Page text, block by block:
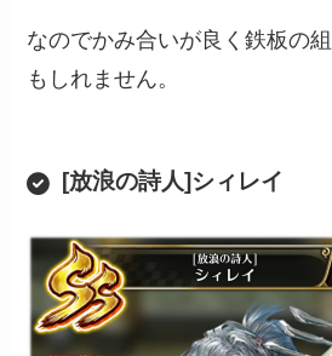
なのでかみ合いが良く鉄板の
もしれません。
[放浪の詩人]シィレイ